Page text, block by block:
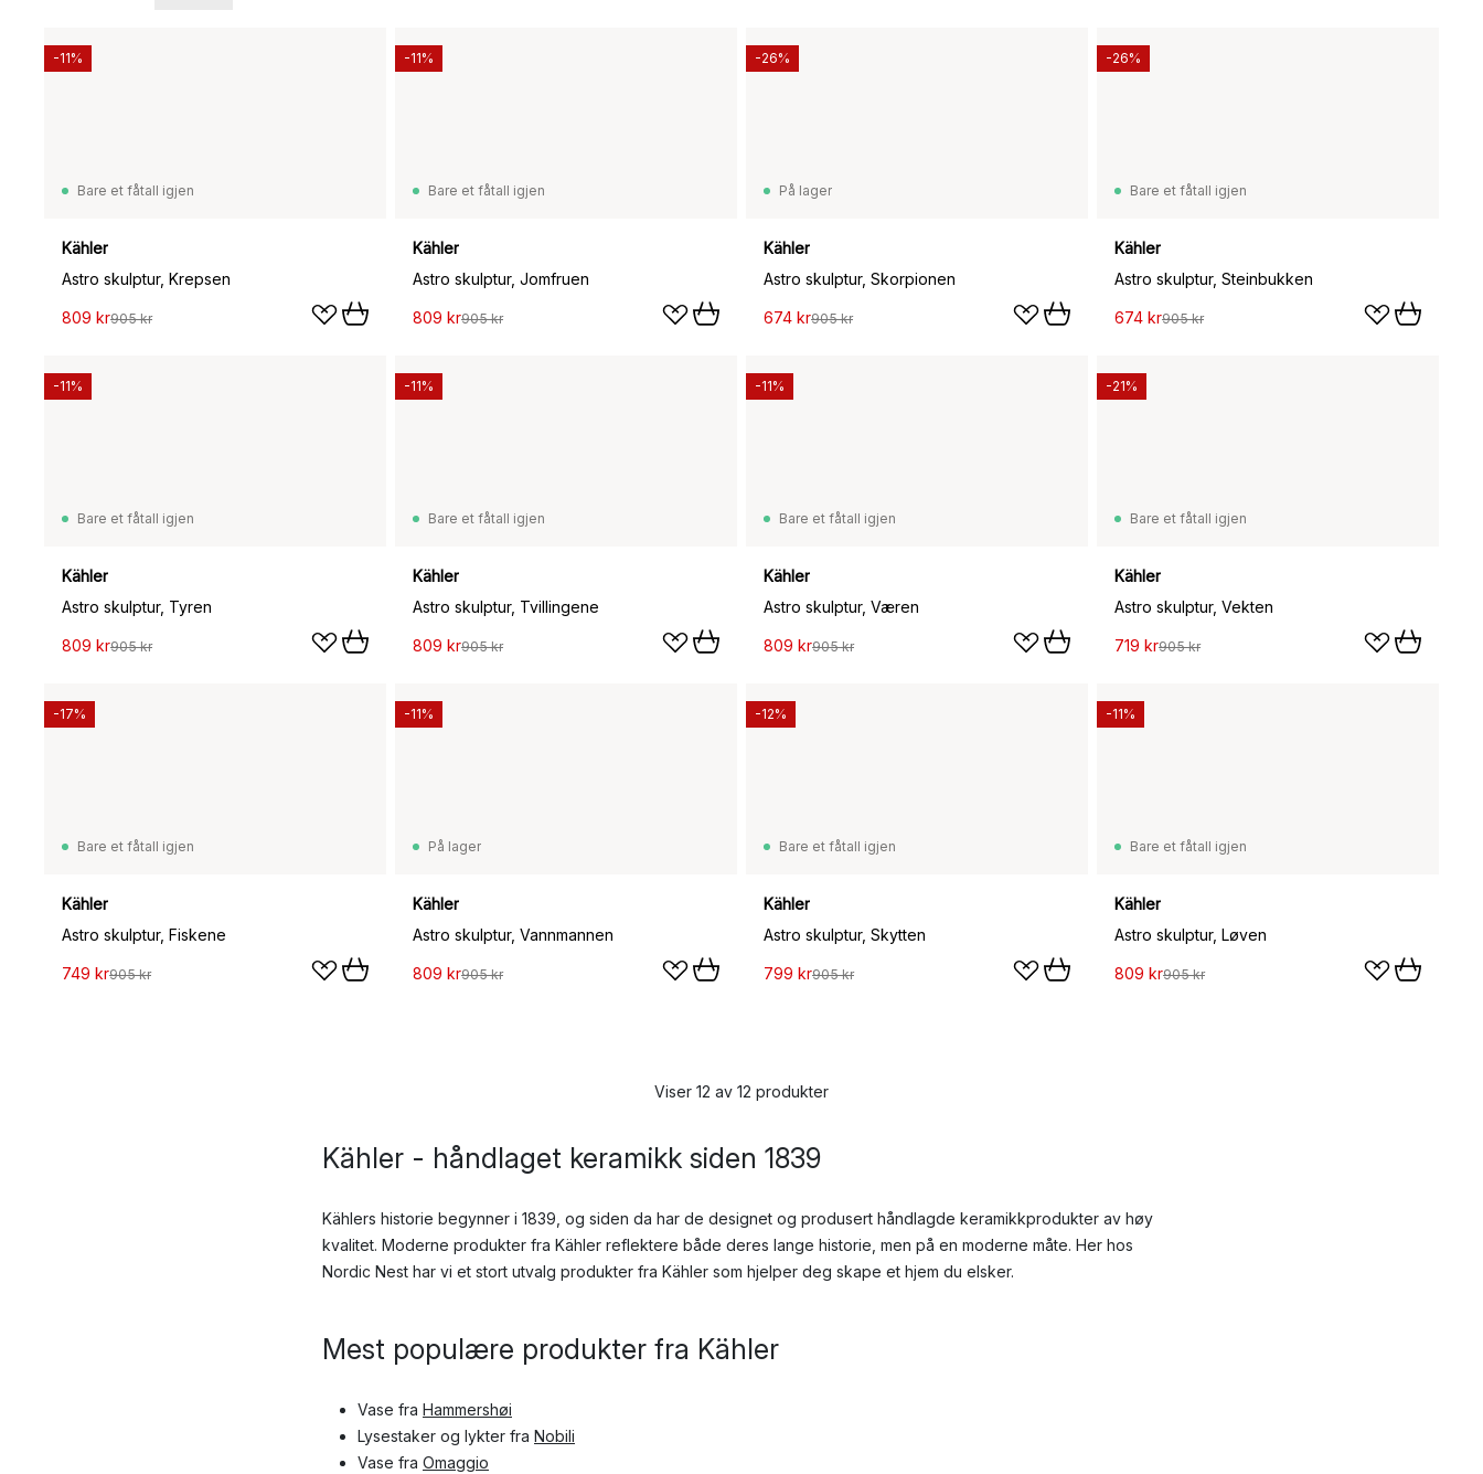
Bare et fåtall igjen
Kähler
Astro skulptur, Krepsen
809 kr905 kr
-11%
Bare et fåtall igjen
Kähler
Astro skulptur, Jomfruen
809 kr905 kr
-11%
På lager
Kähler
Astro skulptur, Skorpionen
674 kr905 kr
-26%
Bare et fåtall igjen
Kähler
Astro skulptur, Steinbukken
674 kr905 kr
-26%
Bare et fåtall igjen
Kähler
Astro skulptur, Tyren
809 kr905 kr
-11%
Bare et fåtall igjen
Kähler
Astro skulptur, Tvillingene
809 kr905 kr
-11%
Bare et fåtall igjen
Kähler
Astro skulptur, Væren
809 kr905 kr
-11%
Bare et fåtall igjen
Kähler
Astro skulptur, Vekten
719 kr905 kr
-21%
Bare et fåtall igjen
Kähler
Astro skulptur, Fiskene
749 kr905 kr
-17%
På lager
Kähler
Astro skulptur, Vannmannen
809 kr905 kr
-11%
Bare et fåtall igjen
Kähler
Astro skulptur, Skytten
799 kr905 kr
-12%
Bare et fåtall igjen
Kähler
Astro skulptur, Løven
809 kr905 kr
-11%
Viser 12 av 12 produkter
Kähler - håndlaget keramikk siden 1839
Kählers historie begynner i 1839, og siden da har de designet og produsert håndlagde keramikkprodukter av høy
kvalitet. Moderne produkter fra Kähler reflektere både deres lange historie, men på en moderne måte. Her hos
Nordic Nest har vi et stort utvalg produkter fra Kähler som hjelper deg skape et hjem du elsker.
Mest populære produkter fra Kähler
Vase fra Hammershøi
Lysestaker og lykter fra Nobili
Vase fra Omaggio